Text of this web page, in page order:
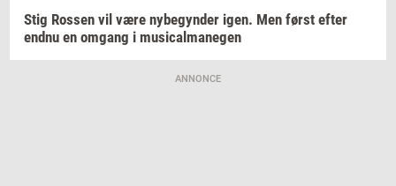
Stig Ros­sen vil være ny­be­gyn­der igen. Men først efter
endnu en om­gang i mu­si­cal­ma­ne­gen
ANNONCE